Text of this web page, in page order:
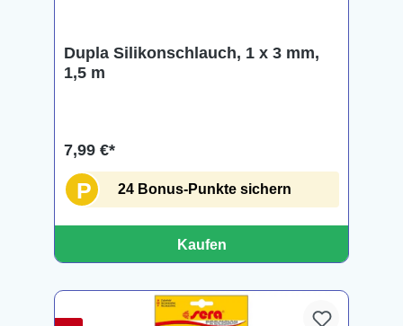
Dupla Silikonschlauch, 1 x 3 mm,
1,5 m
7,99 €*
P 24 Bonus-Punkte sichern
Kaufen